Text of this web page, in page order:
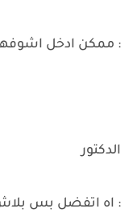
: ممكن ادخل
الدكتور
: اه اتفضل بس بلاش